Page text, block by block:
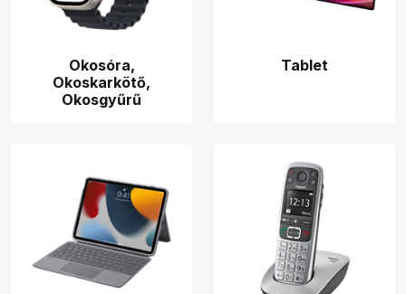
Okosóra,
Okoskarkötő,
Okosgyűrű
Tablet